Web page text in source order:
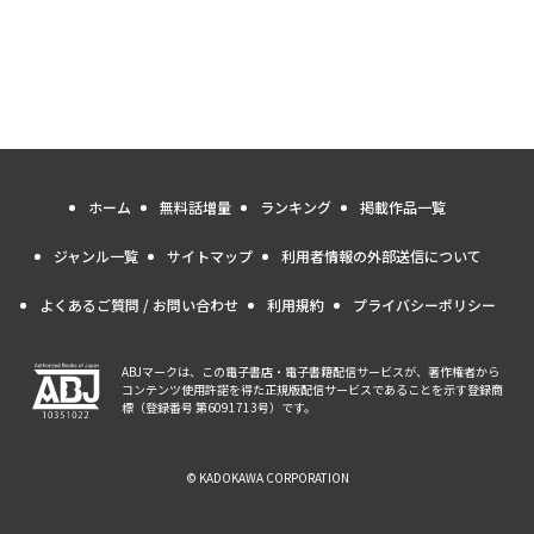
ホーム 無料話増量 ランキング 掲載作品一覧
ジャンル一覧 サイトマップ 利用者情報の外部送信について
よくあるご質問 / お問い合わせ 利用規約 プライバシーポリシー
ABJマークは、この電子書店・電子書籍配信サービスが、著作権者から
コンテンツ使用許諾を得た正規版配信サービスであることを示す登録商
標（登録番号 第6091713号）です。
© KADOKAWA CORPORATION